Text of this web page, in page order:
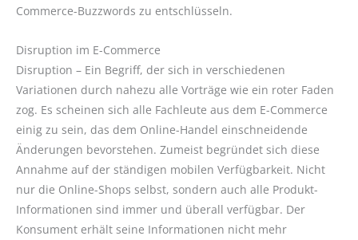
Commerce-Buzzwords zu entschlüsseln.
Disruption im E-Commerce
Disruption – Ein Begriff, der sich in verschiedenen
Variationen durch nahezu alle Vorträge wie ein roter Faden
zog. Es scheinen sich alle Fachleute aus dem E-Commerce
einig zu sein, das dem Online-Handel einschneidende
Änderungen bevorstehen. Zumeist begründet sich diese
Annahme auf der ständigen mobilen Verfügbarkeit. Nicht
nur die Online-Shops selbst, sondern auch alle Produkt-
Informationen sind immer und überall verfügbar. Der
Konsument erhält seine Informationen nicht mehr